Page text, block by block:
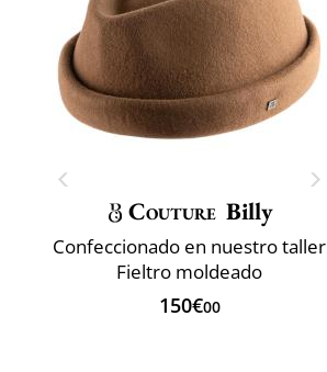
Couture Billy
Confeccionado en nuestro taller
Fieltro moldeado
150€00